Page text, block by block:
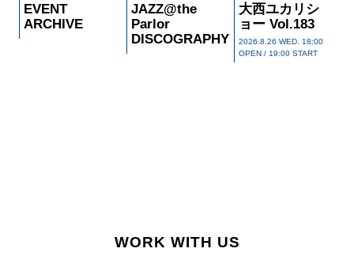
EVENT
ARCHIVE
JAZZ@the
Parlor
DISCOGRAPHY
大西ユカリシ
ョー Vol.183
2026.8.26 WED. 18:00
OPEN / 19:00 START
WORK WITH US